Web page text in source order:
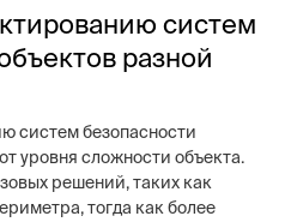
систем
разной
систем безопасности
уровня сложности объекта.
решений, таких как
тогда как более